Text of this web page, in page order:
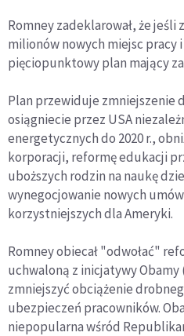
Romney zadeklarował, że
milionów nowych miejsc pracy
pięciopunktowy plan mający
Plan przewiduje
osiągniecie przez USA
energetycznych do 2020 r.,
korporacji, reformę edukacji
uboższych rodzin na naukę
wynegocjowanie nowych
korzystniejszych dla Ameryki.
Romney obiecał "odwołać"
uchwaloną z inicjatywy Obamy
zmniejszyć obciążenie
ubezpieczeń pracowników.
niepopularna wśród